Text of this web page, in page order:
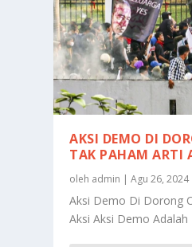
AKSI DEMO DI
TAK PAHAM ARTI
oleh admin |Agu 26, 2024
Aksi Demo Di Dorong
Aksi Aksi Demo Adalah